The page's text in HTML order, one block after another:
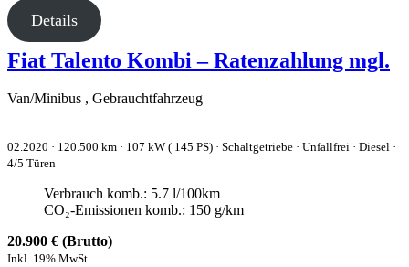
Details
Fiat Talento Kombi – Ratenzahlung mgl.
Van/Minibus , Gebrauchtfahrzeug
02.2020 · 120.500 km · 107 kW ( 145 PS) · Schaltgetriebe · Unfallfrei · Diesel ·
4/5 Türen
Verbrauch komb.: 5.7 l/100km
CO₂-Emissionen komb.: 150 g/km
20.900 € (Brutto)
Inkl. 19% MwSt.